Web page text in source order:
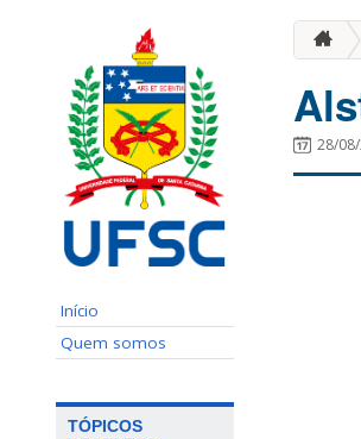
Início
Quem somos
TÓPICOS
28/